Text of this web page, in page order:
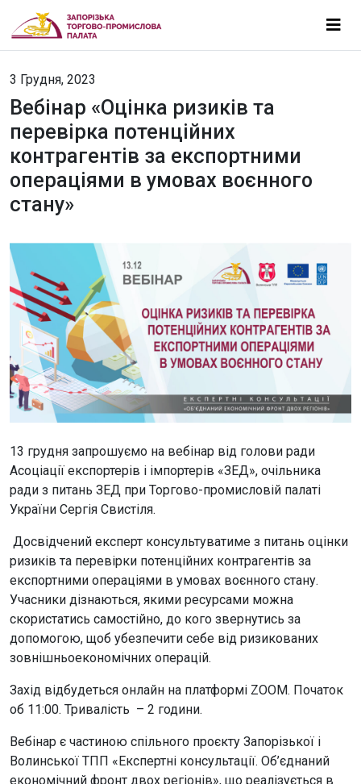
3 Грудня, 2023
Вебінар «Оцінка ризиків та
перевірка потенційних
контрагентів за експортними
операціями в умовах воєнного
стану»
13 грудня запрошуємо на вебінар від голови ради
Асоціації експортерів і імпортерів «ЗЕД», очільника
ради з питань ЗЕД при Торгово-промисловій палаті
України Сергія Свистіля.
Досвідчений експерт консультуватиме з питань оцінки
ризиків та перевірки потенційних контрагентів за
експортними операціями в умовах воєнного стану.
Учасники дізнаються, якими ресурсами можна
скористатись самостійно, до кого звернутись за
допомогою, щоб убезпечити себе від ризикованих
зовнішньоекономічних операцій.
Захід відбудеться онлайн на платформі ZOOM. Початок
об 11:00. Тривалість – 2 години.
Вебінар є частиною спільного проєкту Запорізької і
Волинської ТПП «Експертні консультації. Об’єднаний
економічний фронт двох регіонів», що реалізується в